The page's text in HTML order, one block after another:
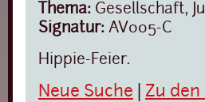
Thema: Gesellschaft,
Signatur: AV005-C
Hippie-Feier.
Neue Suche Zu